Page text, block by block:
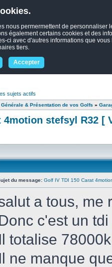
nous permermettent de
également certains cookies et des
ci avec d'autres informations que
tiers.
Accepter
sujets actifs
& Présentation de vos Golfs »
4motion stefsyl R32 [
du message: Golf IV TDI 150 Carat
a tous, me
c'est un
totalise
ne manque